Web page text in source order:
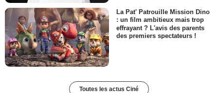
La Pat' Patrouille Mission Dino
: un film ambitieux mais trop
effrayant ? L'avis des parents
des premiers spectateurs !
Toutes les actus Ciné